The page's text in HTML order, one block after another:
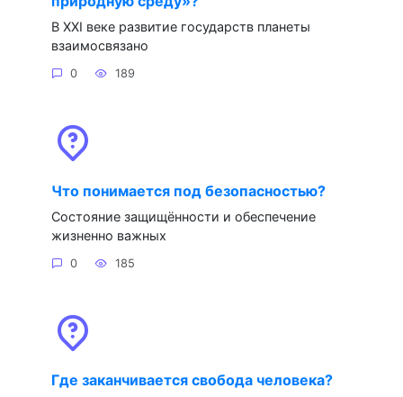
В XXI веке развитие государств планеты
взаимосвязано
0 189
Что понимается под безопасностью?
Состояние защищённости и обеспечение
жизненно важных
0 185
Где заканчивается свобода человека?